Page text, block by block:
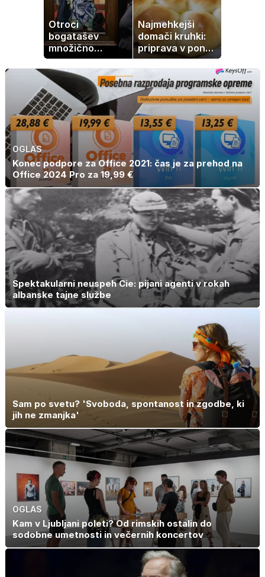
Otroci
bogatašev
množično
prodajajo
družinske
zbirke: raje imajo
denar kot
umetnine
Najmehkejši
domači kruhki:
priprava v ponvi
je trik za popoln
rezultat
OGLAS
Konec podpore za Office 2021: čas je za prehod na
Office 2024 Pro za 19,99 €
Spektakularni neuspeh Cie: pijani agenti v rokah
albanske tajne službe
Sam po svetu? 'Svoboda, spontanost in zgodbe, ki
jih ne zmanjka'
OGLAS
Kam v Ljubljani poleti? Od rimskih ostalin do
sodobne umetnosti in večernih koncertov